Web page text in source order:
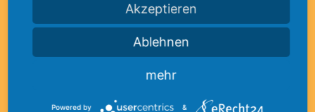
Akzeptieren
Ablehnen
mehr
Powered by &